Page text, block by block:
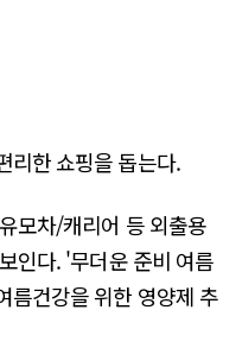
리한 쇼핑을 돕는다.
모차/캐리어 등 외출용
인다. '무더운 준비 여름
름건강을 위한 영양제 추